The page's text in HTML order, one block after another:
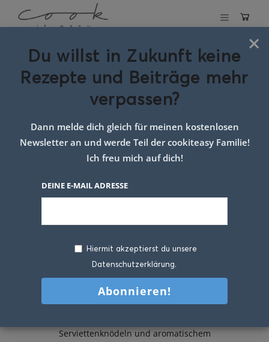
Schlagwort:
Rotkraut Beilage
Gansl
Serviettenknödeln und aromatischem
×
Du willst in Zukunft keine
Rezepte und Beiträge mehr
verpassen?
Dann melde dich gleich für meinen kostenlosen
Newsletter an und werde Teil der cookiteasy Familie!
Ich freu mich auf dich!
DEINE E-MAIL ADRESSE
Hiermit akzeptierst du unsere
Datenschutzerklärung.